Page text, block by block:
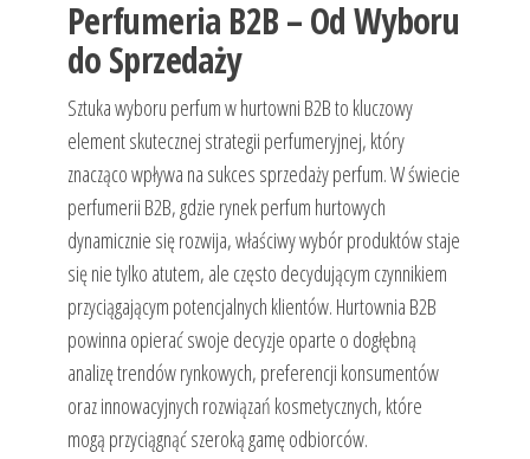
Perfumeria B2B – Od Wyboru
do Sprzedaży
Sztuka wyboru perfum w hurtowni B2B to kluczowy
element skutecznej strategii perfumeryjnej, który
znacząco wpływa na sukces sprzedaży perfum. W świecie
perfumerii B2B, gdzie rynek perfum hurtowych
dynamicznie się rozwija, właściwy wybór produktów staje
się nie tylko atutem, ale często decydującym czynnikiem
przyciągającym potencjalnych klientów. Hurtownia B2B
powinna opierać swoje decyzje oparte o dogłębną
analizę trendów rynkowych, preferencji konsumentów
oraz innowacyjnych rozwiązań kosmetycznych, które
mogą przyciągnąć szeroką gamę odbiorców.